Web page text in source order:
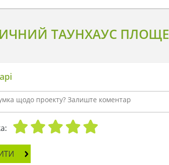
ТАУНХАУС